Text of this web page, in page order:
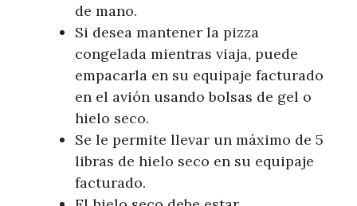
de mano.
Si desea mantener la pizza
congelada mientras viaja, puede
empacarla en su equipaje facturado
en el avión usando bolsas de gel o
hielo seco.
Se le permite llevar un máximo de 5
libras de hielo seco en su equipaje
facturado.